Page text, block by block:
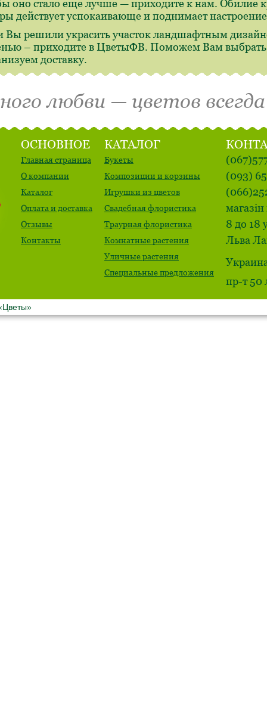
оно стало еще лучше — приходите к нам. Обилие
действует успокаивающе и поднимает
Вы решили украсить участок ландшафтным
– приходите в ЦветыФВ. Поможем Вам
доставку.
любви — цветов
ОСНОВНОЕ
Главная страница
О компании
Каталог
Оплата и доставка
Отзывы
Контакты
КАТАЛОГ
Букеты
Композиции и корзины
Игрушки из цветов
Свадебная флористика
Траурная флористика
Комнатные растения
Уличные растения
Специальные предложения
(093)
8 до 18
Льва
пр-т 50